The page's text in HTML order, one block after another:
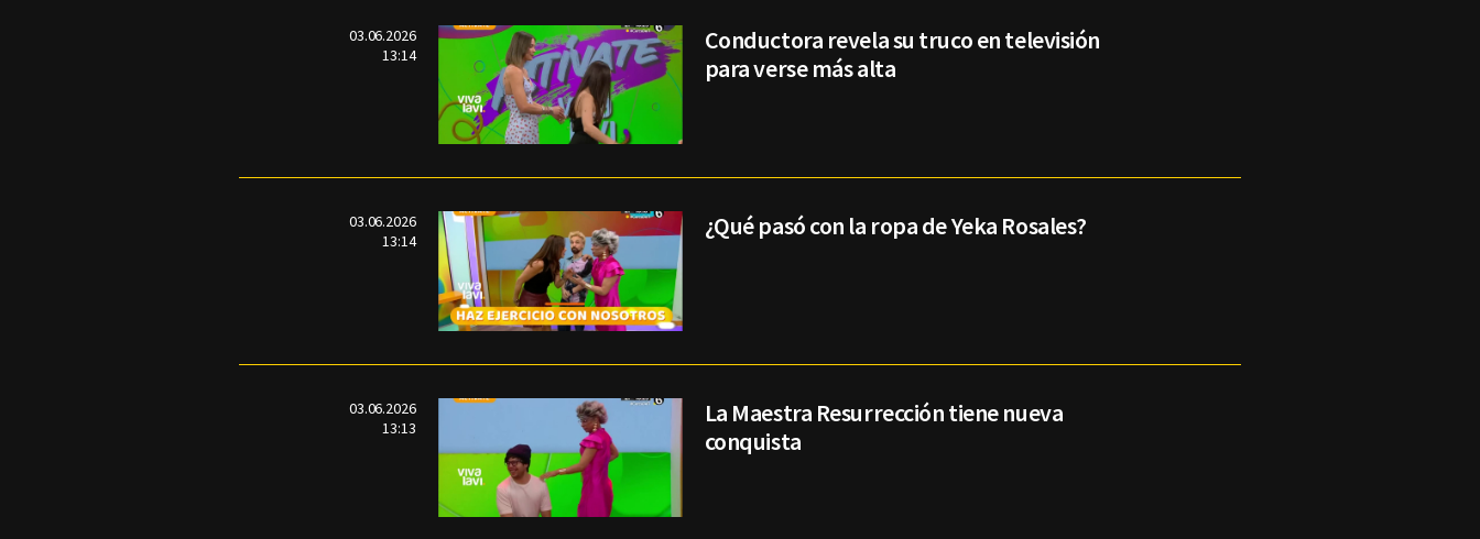
03.06.2026
13:14
Conductora revela su truco en televisión
para verse más alta
03.06.2026
13:14
¿Qué pasó con la ropa de Yeka Rosales?
03.06.2026
13:13
La Maestra Resurrección tiene nueva
conquista